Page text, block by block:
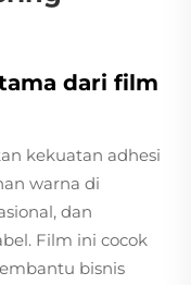
dari film
kekuatan adhesi
warna di
dan
Film ini cocok
bisnis